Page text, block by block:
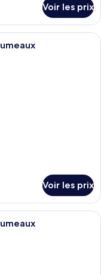
Voir les prix
d’hôtel avec deux
Voir les prix
d’hôtel avec deux